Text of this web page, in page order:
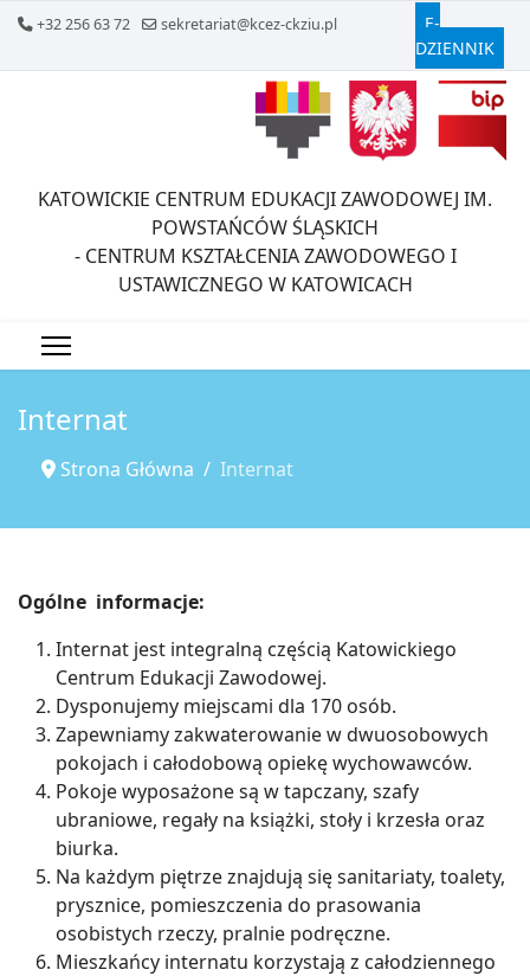
+32 256 63 72 sekretariat@kcez-ckziu.pl
E-
DZIENNIK
KATOWICKIE CENTRUM EDUKACJI ZAWODOWEJ IM.
POWSTAŃCÓW ŚLĄSKICH
- CENTRUM KSZTAŁCENIA ZAWODOWEGO I
USTAWICZNEGO W KATOWICACH
Internat
Strona Główna Internat
Ogólne informacje:
Internat jest integralną częścią Katowickiego
Centrum Edukacji Zawodowej.
Dysponujemy miejscami dla 170 osób.
Zapewniamy zakwaterowanie w dwuosobowych
pokojach i całodobową opiekę wychowawców.
Pokoje wyposażone są w tapczany, szafy
ubraniowe, regały na książki, stoły i krzesła oraz
biurka.
Na każdym piętrze znajdują się sanitariaty, toalety,
prysznice, pomieszczenia do prasowania
osobistych rzeczy, pralnie podręczne.
Mieszkańcy internatu korzystają z całodziennego